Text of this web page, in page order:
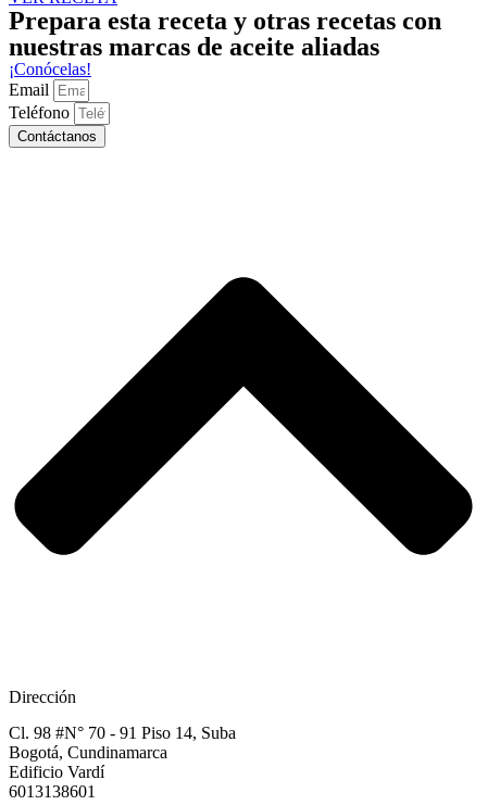
Prepara esta receta y otras recetas con
nuestras marcas de aceite aliadas
¡Conócelas!
Email
Teléfono
Contáctanos
Dirección
Cl. 98 #N° 70 - 91 Piso 14, Suba
Bogotá, Cundinamarca​
Edificio Vardí​
6013138601